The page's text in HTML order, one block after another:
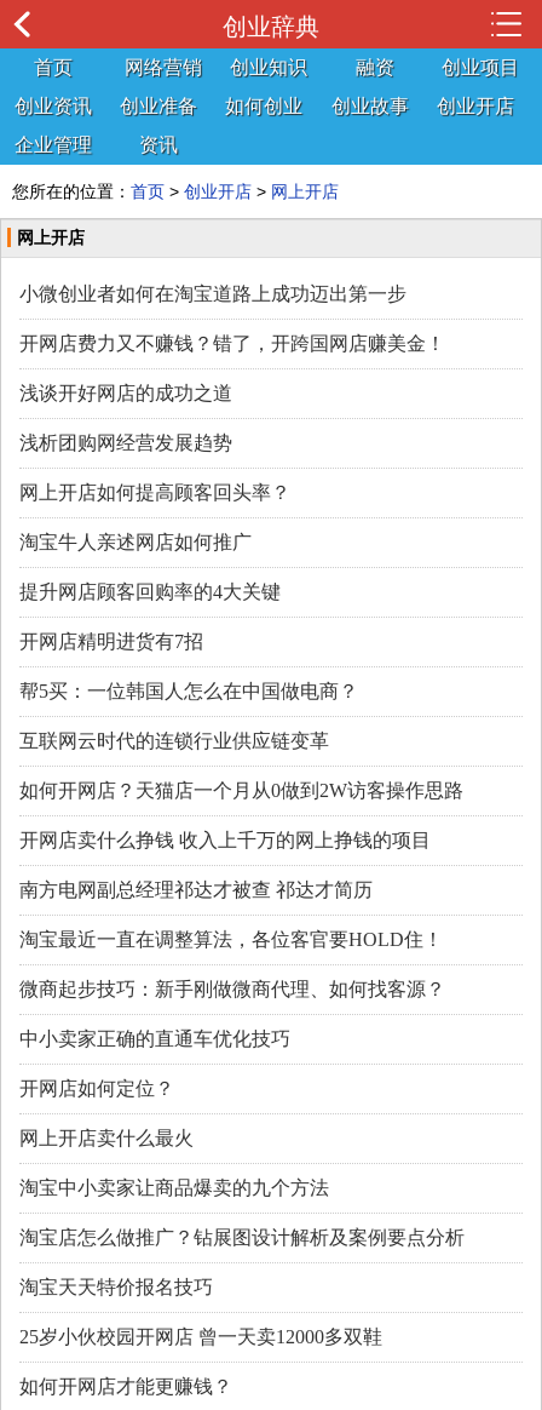
创业辞典
首页 网络营销 创业知识 融资
创业项目
创业资讯
创业准备 如何创业 创业故事
创业开店
企业管理
资讯
您所在的位置： 首页 > 创业开店 > 网上开店
网上开店
小微创业者如何在淘宝道路上成功迈出第一步
开网店费力又不赚钱？错了，开跨国网店赚美金！
浅谈开好网店的成功之道
浅析团购网经营发展趋势
网上开店如何提高顾客回头率？
淘宝牛人亲述网店如何推广
提升网店顾客回购率的4大关键
开网店精明进货有7招
帮5买：一位韩国人怎么在中国做电商？
互联网云时代的连锁行业供应链变革
如何开网店？天猫店一个月从0做到2W访客操作思路
开网店卖什么挣钱 收入上千万的网上挣钱的项目
南方电网副总经理祁达才被查 祁达才简历
淘宝最近一直在调整算法，各位客官要HOLD住！
微商起步技巧：新手刚做微商代理、如何找客源？
中小卖家正确的直通车优化技巧
开网店如何定位？
网上开店卖什么最火
淘宝中小卖家让商品爆卖的九个方法
淘宝店怎么做推广？钻展图设计解析及案例要点分析
淘宝天天特价报名技巧
25岁小伙校园开网店 曾一天卖12000多双鞋
如何开网店才能更赚钱？